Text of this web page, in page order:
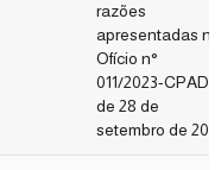
razões
apresentadas no
Ofício n°
011/2023-CPAD,
de 28 de
setembro de